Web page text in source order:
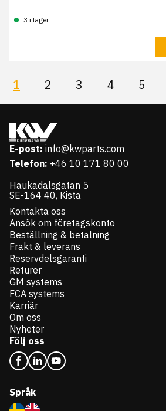
3 i lager
1 2 3 4 5
E-post: info@kwparts.com
Telefon: +46 10 171 80 00
Haukadalsgatan 5
SE-164 40, Kista
Kontakta oss
Ansök om företagskonto
Beställning & betalning
Frakt & leverans
Reservdelsgaranti
Returer
GM systems
FCA systems
Karriär
Om oss
Nyheter
Följ oss
Språk